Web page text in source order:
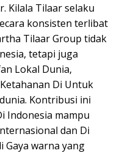
Kilala Tilaar selaku
konsisten terlibat
Tilaar Group tidak
tetapi juga
Lokal Dunia,
Di Untuk
Kontribusi ini
Indonesia mampu
dan Di
Gaya warna yang